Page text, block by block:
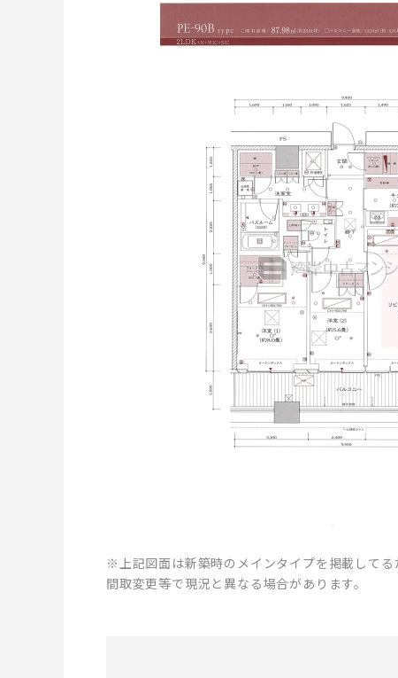
※上記図面は新築時のメインタイプを掲載して
間取変更等で現況と異なる場合があります。